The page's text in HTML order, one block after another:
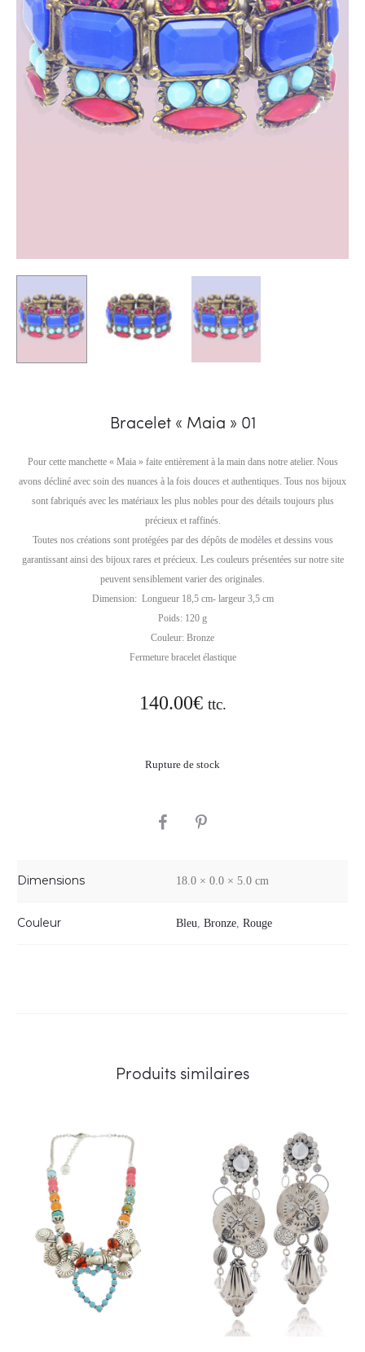
Bracelet « Maia » 01
Pour cette manchette « Maia » faite entièrement à la main dans notre atelier. Nous
avons décliné avec soin des nuances à la fois douces et authentiques. Tous nos bijoux
sont fabriqués avec les matériaux les plus nobles pour des détails toujours plus
précieux et raffinés.
Toutes nos créations sont protégées par des dépôts de modèles et dessins vous
garantissant ainsi des bijoux rares et précieux. Les couleurs présentées sur notre site
peuvent sensiblement varier des originales.
Dimension: Longueur 18,5 cm- largeur 3,5 cm
Poids: 120 g
Couleur: Bronze
Fermeture bracelet élastique
140.00€ ttc.
Rupture de stock
SHARE
Dimensions 18.0 × 0.0 × 5.0 cm
Couleur Bleu, Bronze, Rouge
Produits similaires